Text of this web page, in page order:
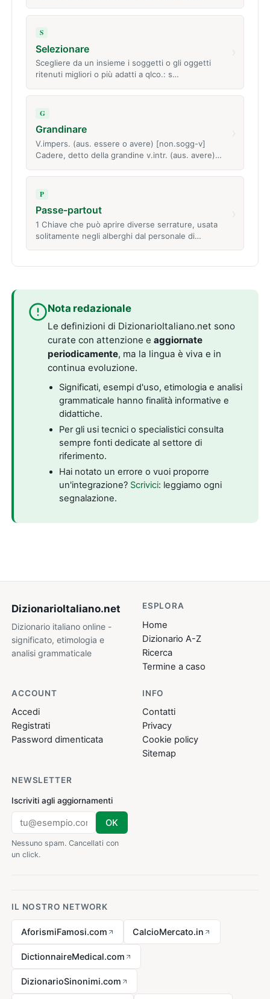
S
Selezionare
Scegliere da un insieme i soggetti o gli oggetti
ritenuti migliori o più adatti a qlco.: s…
G
Grandinare
V.impers. (aus. essere o avere) [non.sogg-v]
Cadere, detto della grandine v.intr. (aus. avere)…
P
Passe-partout
1 Chiave che può aprire diverse serrature, usata
solitamente negli alberghi dal personale di…
Nota redazionale
Le definizioni di DizionarioItaliano.net sono
curate con attenzione eaggiornate
periodicamente, ma la lingua è viva e in
continua evoluzione.
Significati, esempi d'uso, etimologia e analisi
grammaticale hanno finalità informative e
didattiche.
Per gli usi tecnici o specialistici consulta
sempre fonti dedicate al settore di
riferimento.
Hai notato un errore o vuoi proporre
un'integrazione? Scrivici: leggiamo ogni
segnalazione.
DizionarioItaliano.net
Dizionario italiano online -
significato, etimologia e
analisi grammaticale
ESPLORA
Home
Dizionario A-Z
Ricerca
Termine a caso
ACCOUNT
Accedi
Registrati
Password dimenticata
INFO
Contatti
Privacy
Cookie policy
Sitemap
NEWSLETTER
Iscriviti agli aggiornamenti
OK
Nessuno spam. Cancellati con
un click.
IL NOSTRO NETWORK
AforismiFamosi.com CalcioMercato.in
DictionnaireMedical.com
DizionarioSinonimi.com